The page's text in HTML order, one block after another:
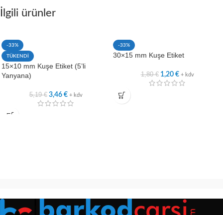
İlgili ürünler
-33%
TÜKENDİ
15×10 mm Kuşe Etiket (5’li
Yanyana)
5,19€ 3,46 € + kdv
-33%
30×15 mm Kuşe Etiket
1,80€ 1,20 € + kdv